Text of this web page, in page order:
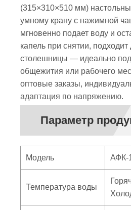
(315×310×510 мм)
умному крану с нажимной
мгновенно подает воду и
капель при снятии,
столешницы — идеально
общежития или рабочего
оптовые заказы,
адаптация по напряжению.
Параметр
Модель АФК-
Температура воды